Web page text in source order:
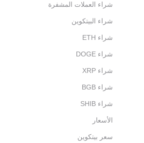
شراء العملات المشفرة
شراء البيتكوين
شراء ETH
شراء DOGE
شراء XRP
شراء BGB
شراء SHIB
الأسعار
سعر بيتكوين